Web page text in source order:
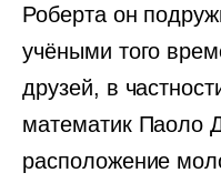
Роберта он
учёными того
друзей, в
математик Паоло
расположение